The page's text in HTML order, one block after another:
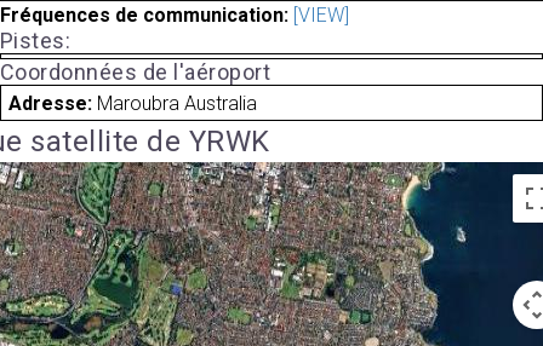
Fréquences de communication: [VIEW]
Pistes:
Coordonnées de l'aéroport
Adresse: Maroubra Australia
satellite de YRWK